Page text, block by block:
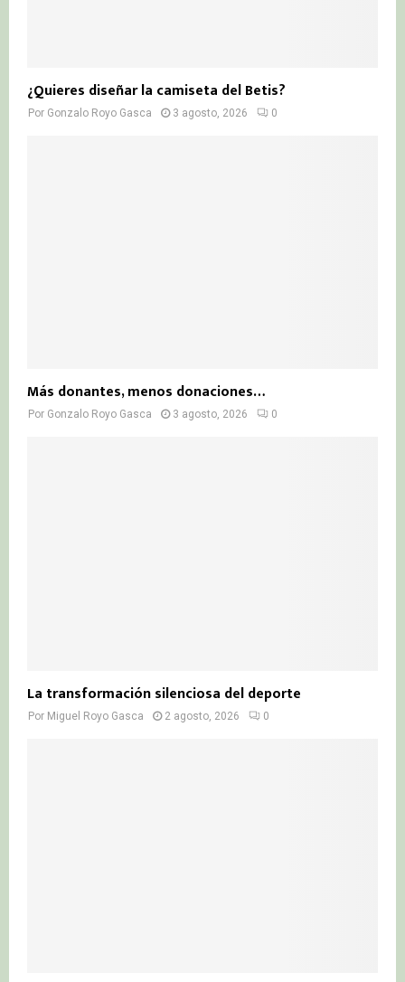
¿Quieres diseñar la camiseta del Betis?
Por Gonzalo Royo Gasca 3 agosto, 2026 0
Más donantes, menos donaciones…
Por Gonzalo Royo Gasca 3 agosto, 2026 0
La transformación silenciosa del deporte
Por Miguel Royo Gasca 2 agosto, 2026 0